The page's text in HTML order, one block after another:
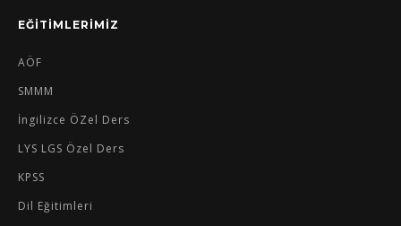
EĞİTİMLERİMİZ
AÖF
SMMM
İngilizce ÖZel Ders
LYS LGS Özel Ders
KPSS
Dil Eğitimleri